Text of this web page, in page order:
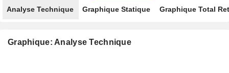
Analyse Technique Graphique Statique Graphique Total
Graphique: Analyse Technique